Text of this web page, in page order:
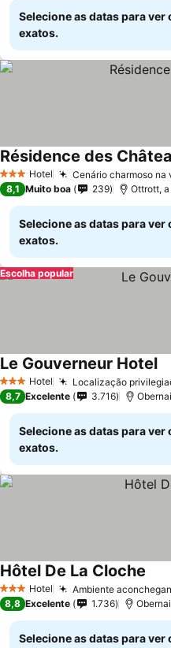
Selecione as datas para ver
exatos.
3 EstrelasHotel Cenário charmoso na
Résidence des
8,1 Muito boa 239 Ottrott,
Selecione as datas para ver
exatos.
Escolha popular
3 EstrelasHotel Localização
Le Gouverneur Hotel
8,7 Excelente 3.716
Selecione as datas para ver
exatos.
3 EstrelasHotel Ambiente
Hôtel De La Cloche
8,8 Excelente 1.736
Selecione as datas para ver